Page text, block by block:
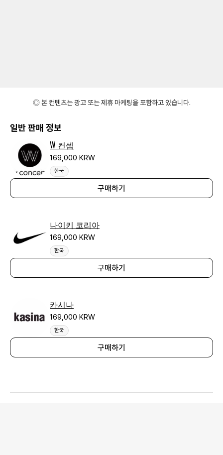
◎ 본 컨텐츠는 광고 또는 제휴 마케팅을 포함하고 있습니다.
일반 판매 정보
W 컨셉
169,000 KRW
한국
구매하기
나이키 코리아
169,000 KRW
한국
구매하기
카시나
169,000 KRW
한국
구매하기